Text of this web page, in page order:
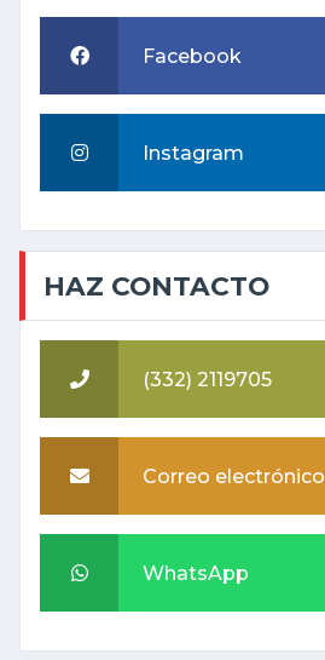
Facebook
Instagram
HAZ CONTACTO
(332) 2119705
Correo electrónico
WhatsApp